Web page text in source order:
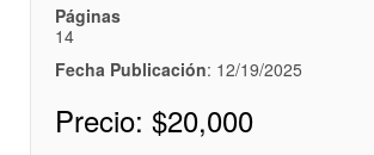
Páginas
14
Fecha Publicación: 12/19/2025
Precio: $20,000